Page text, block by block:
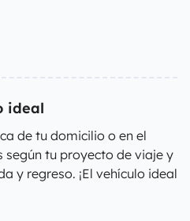
ideal
de tu domicilio o en el
según tu proyecto de viaje y
y regreso. ¡El vehículo ideal